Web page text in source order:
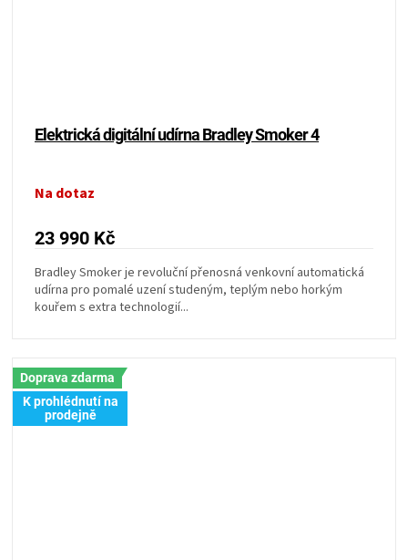
Elektrická digitální udírna Bradley Smoker 4
Na dotaz
23 990 Kč
Bradley Smoker je revoluční přenosná venkovní automatická
udírna pro pomalé uzení studeným, teplým nebo horkým
kouřem s extra technologií...
Doprava zdarma
K prohlédnutí na
prodejně